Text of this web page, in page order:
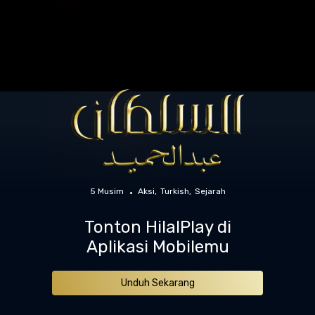
5 Musim Aksi Turkish Sejarah
Tonton HilalPlay di
Aplikasi Mobilemu
Unduh Sekarang